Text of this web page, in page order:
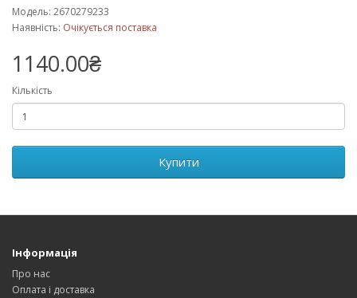
Модель: 2670279233
Наявність: Очікується поставка
1140.00₴
Кількість
Купити
Інформація
Про нас
Оплата і доставка